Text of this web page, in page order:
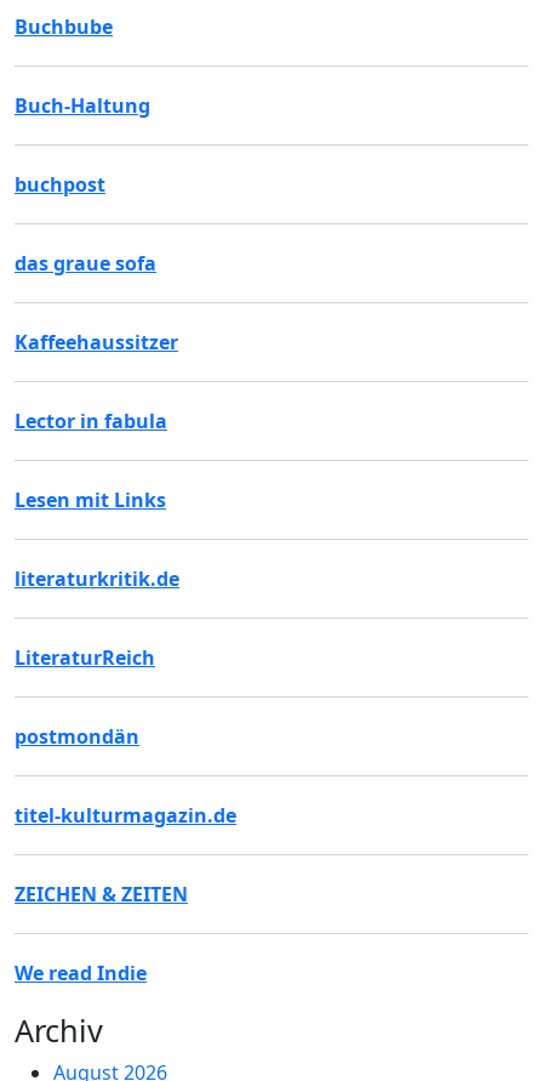
Buchbube
Buch-Haltung
buchpost
das graue sofa
Kaffeehaussitzer
Lector in fabula
Lesen mit Links
literaturkritik.de
LiteraturReich
postmondän
titel-kulturmagazin.de
ZEICHEN & ZEITEN
We read Indie
Archiv
August 2026